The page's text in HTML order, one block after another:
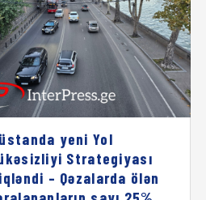
yeni Yol
Strategiyası
– Qəzalarda ölən